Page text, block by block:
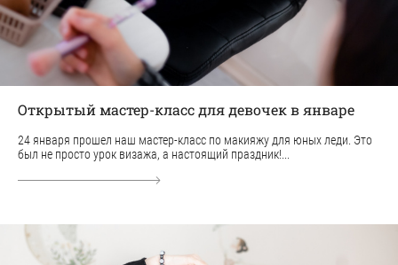
Открытый мастер-класс для девочек в январе
24 января прошел наш мастер-класс по макияжу для юных леди. Это
был не просто урок визажа, а настоящий праздник!...